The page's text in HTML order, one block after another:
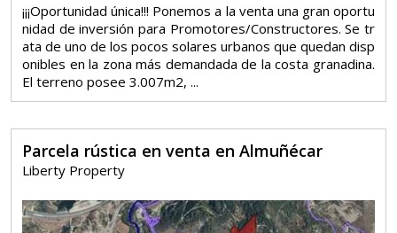
¡¡¡Oportunidad única!!! Ponemos a la venta una gran oportu
nidad de inversión para Promotores/Constructores. Se tr
ata de uno de los pocos solares urbanos que quedan disp
onibles en la zona más demandada de la costa granadina.
El terreno posee 3.007m2, ...
Parcela rústica en venta en Almuñécar
Liberty Property